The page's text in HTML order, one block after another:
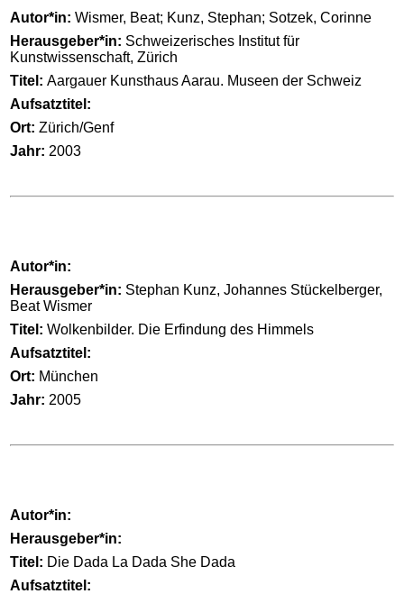
Autor*in: Wismer, Beat; Kunz, Stephan; Sotzek, Corinne
Herausgeber*in: Schweizerisches Institut für
Kunstwissenschaft, Zürich
Titel: Aargauer Kunsthaus Aarau. Museen der Schweiz
Aufsatztitel:
Ort: Zürich/Genf
Jahr: 2003
Autor*in:
Herausgeber*in: Stephan Kunz, Johannes Stückelberger,
Beat Wismer
Titel: Wolkenbilder. Die Erfindung des Himmels
Aufsatztitel:
Ort: München
Jahr: 2005
Autor*in:
Herausgeber*in:
Titel: Die Dada La Dada She Dada
Aufsatztitel: